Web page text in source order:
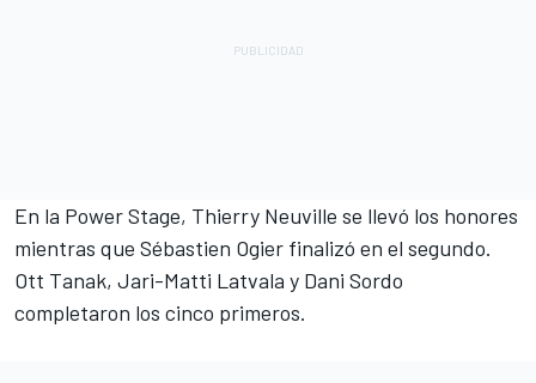
En la Power Stage, Thierry Neuville se llevó los honores
mientras que Sébastien Ogier finalizó en el segundo.
Ott Tanak, Jari-Matti Latvala y Dani Sordo
completaron los cinco primeros.